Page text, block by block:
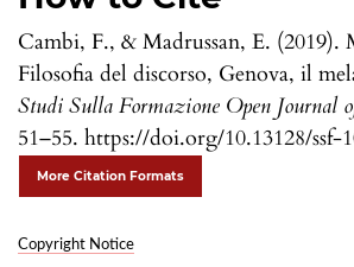
Cambi, F., & Madrussan, E. (2019).
Filosofia del discorso, Genova, il
Studi Sulla Formazione Open Journal
51–55. https://doi.org/10.13128/ssf-
More Citation Formats
Copyright Notice